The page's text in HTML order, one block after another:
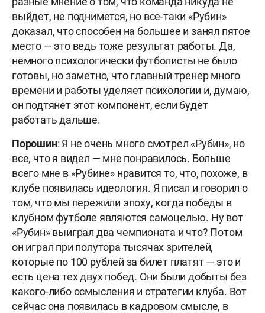
выйдет, не поднимется, но все-таки «Рубин»
доказал, что способен на большее и занял пятое
место — это ведь тоже результат работы. Да,
немного психологически футболисты не было
готовы, но заметно, что главный тренер много
времени и работы уделяет психологии и, думаю,
он подтянет этот компонент, если будет
работать дальше.
Порошин: Я не очень много смотрел «Рубин», но
все, что я видел — мне понравилось. Больше
всего мне в «Рубине» нравится то, что, похоже, в
клубе появилась идеология. Я писал и говорил о
том, что мы пережили эпоху, когда победы в
клубном футболе являются самоцелью. Ну вот
«Рубин» выиграл два чемпионата и что? Потом
он играл при полутора тысячах зрителей,
которые по 100 рублей за билет платят — это и
есть цена тех двух побед. Они были добыты без
какого-либо осмысления и стратегии клуба. Вот
сейчас она появилась в кадровом смысле, в